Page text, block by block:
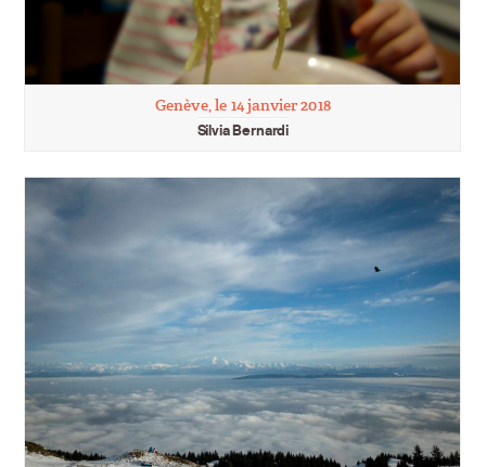
Genève, le 14 janvier 2018
Silvia Bernardi